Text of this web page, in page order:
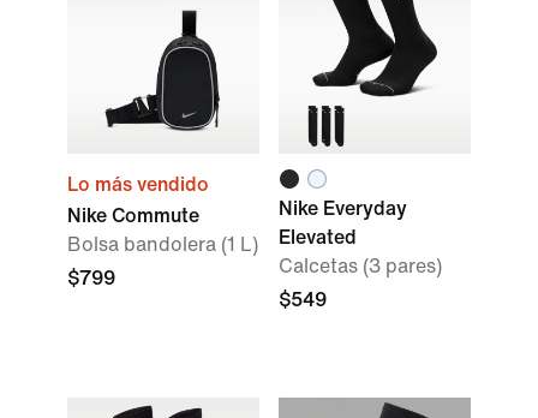
Lo más vendido
Nike Commute
Bolsa bandolera (1 L)
$799
Nike Everyday
Elevated
Calcetas (3 pares)
$549